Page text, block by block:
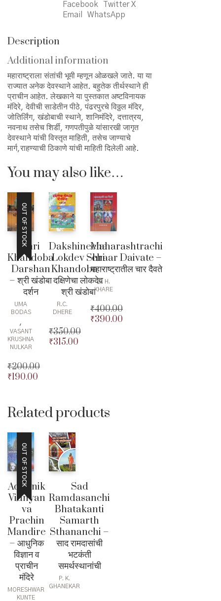
Facebook
Twitter X
Email
WhatsApp
Description
Additional information
महाराष्ट्राला संतांची भूमी म्हणून ओळखले जाते. या या
राज्यात अनेक देवस्थाने आहेत. बहुतेक तीर्थस्थाने ही
प्राचीन आहेत. लेखकाने या पुस्तकात अष्टविनायक
मंदिरे, देवीची साडेतीन पीठे, पंढरपुरचे विठ्ठल मंदिर,
जोतिर्लिंग, खंडोबाची स्थाने, शानिमंदिरे, दत्तात्रय,
नवनाथ तसेच शिर्डी, गणपतीपुळे यांसारखी जागृत
देवस्थाने यांची विस्तृत माहिती, तसेच जाण्याचे
मार्ग,राहण्याची ठिकाणे यांची माहिती दिलेली आहे.
You may also like…
OUT OF STOCK
Shri
Khandoba
Darshan
– श्री खंडोबा
दर्शन
UMA
BODAS
,
VASANT
KRUSHNA
NULKAR
₹200.00
Original
₹200.00.
₹190.00
is:
₹190.00.
Dakshinecha
Lokdev Shri
Khandoba –
दक्षिणेचा लोकदेव
श्री खंडोबा
R.C.
DHERE
₹350.00
Original
₹315.00
Maharashtrachi
chaar Daivate –
महाराष्ट्रातील चार दैवते
G. H.
KHARE
₹400.00
Original
₹390.00
Related products
OUT OF STOCK
Adhunik
Vidnyan
va
Prachin
Mandire
– आधुनिक
विज्ञान व
प्राचीन
मंदिरे
MORESHWAR
KUNTE
Sad
Ramdasanchi
Bhatakanti
Samarth
Sthananchi –
साद रामदासांची
भटकंती
समर्थस्थानांची
P. K.
GHANEKAR